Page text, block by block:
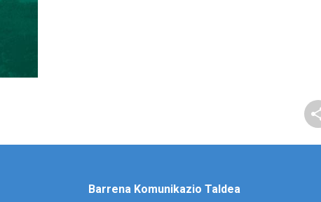
Barrena Komunikazio Taldea